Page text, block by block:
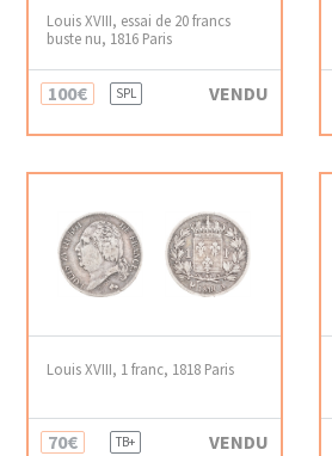
Louis XVIII, essai de 20 francs
buste nu, 1816 Paris
100€ SPL VENDU
Louis XVIII, 1 franc, 1818 Paris
70€ TB+ VENDU